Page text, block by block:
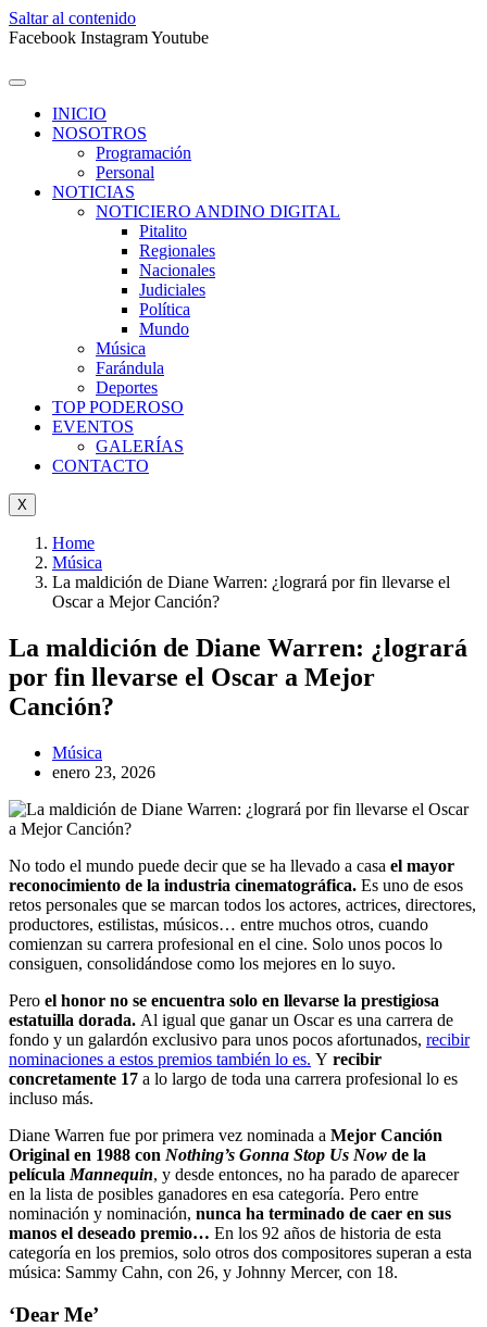
Saltar al contenido
Facebook InstagramYoutube
INICIO
NOSOTROS
Programación
Personal
NOTICIAS
NOTICIERO ANDINO DIGITAL
Pitalito
Regionales
Nacionales
Judiciales
Política
Mundo
Música
Farándula
Deportes
TOP PODEROSO
EVENTOS
GALERÍAS
CONTACTO
X
Home
Música
La maldición de Diane Warren: ¿logrará por fin llevarse el
Oscar a Mejor Canción?
La maldición de Diane Warren: ¿logrará
por fin llevarse el Oscar a Mejor
Canción?
Música
enero 23, 2026
No todo el mundo puede decir que se ha llevado a casa el mayor
reconocimiento de la industria cinematográfica. Es uno de esos
retos personales que se marcan todos los actores, actrices, directores,
productores, estilistas, músicos… entre muchos otros, cuando
comienzan su carrera profesional en el cine. Solo unos pocos lo
consiguen, consolidándose como los mejores en lo suyo.
Pero el honor no se encuentra solo en llevarse la prestigiosa
estatuilla dorada. Al igual que ganar un Oscar es una carrera de
fondo y un galardón exclusivo para unos pocos afortunados, recibir
nominaciones a estos premios también lo es. Y recibir
concretamente 17 a lo largo de toda una carrera profesional lo es
incluso más.
Diane Warren fue por primera vez nominada a Mejor Canción
Original en 1988 con Nothing’s Gonna Stop Us Now de la
película Mannequin, y desde entonces, no ha parado de aparecer
en la lista de posibles ganadores en esa categoría. Pero entre
nominación y nominación, nunca ha terminado de caer en sus
manos el deseado premio… En los 92 años de historia de esta
categoría en los premios, solo otros dos compositores superan a esta
música: Sammy Cahn, con 26, y Johnny Mercer, con 18.
‘Dear Me’